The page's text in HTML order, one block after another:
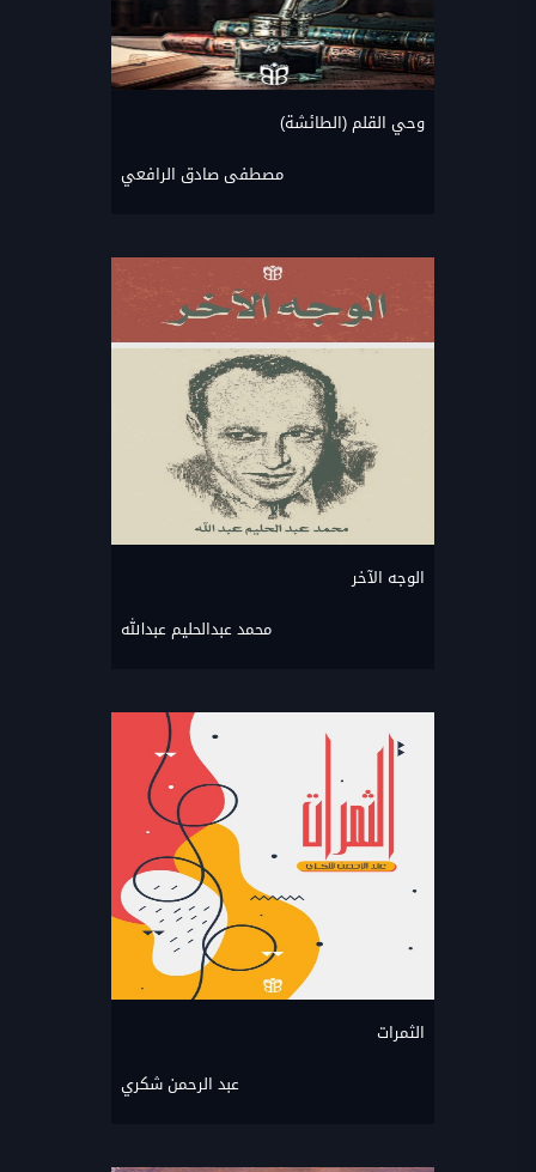
وحي القلم (الطائشة)
مصطفى صادق الرافعي
الوجه الآخر
محمد عبدالحليم عبدالله
الثمرات
عبد الرحمن شكري